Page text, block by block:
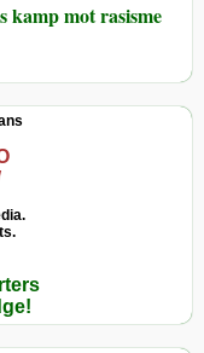
kamp mot rasisme